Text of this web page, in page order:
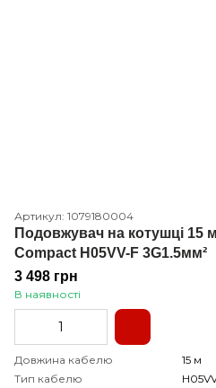
Артикул: 1079180004
Подовжувач на котушці 15
Compact H05VV-F 3G1.5мм²
3 498 грн
В наявності
Довжина кабелю
15 м
Тип кабелю